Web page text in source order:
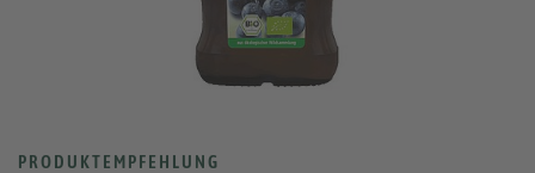
PRODUKTEMPFEHLUNG